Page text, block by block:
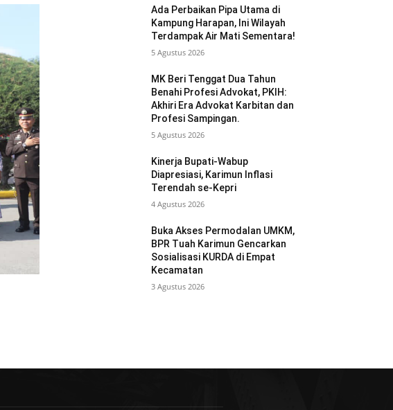
Ada Perbaikan Pipa Utama di
Kampung Harapan, Ini Wilayah
Terdampak Air Mati Sementara!
5 Agustus 2026
MK Beri Tenggat Dua Tahun
Benahi Profesi Advokat, PKIH:
Akhiri Era Advokat Karbitan dan
Profesi Sampingan.
5 Agustus 2026
Kinerja Bupati-Wabup
Diapresiasi, Karimun Inflasi
Terendah se-Kepri
4 Agustus 2026
Buka Akses Permodalan UMKM,
BPR Tuah Karimun Gencarkan
Sosialisasi KURDA di Empat
Kecamatan
3 Agustus 2026